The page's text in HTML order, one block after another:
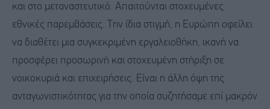
και στο μεταναστευτικό. Απαιτούνται στοχευμένες
εθνικές παρεμβάσεις. Την ίδια στιγμή, η Ευρώπη οφείλει
να διαθέτει μια συγκεκριμένη εργαλειοθήκη, ικανή να
προσφέρει προσωρινή και στοχευμένη στήριξη σε
νοικοκυριά και επιχειρήσεις. Είναι η άλλη όψη της
ανταγωνιστικότητας για την οποία συζητήσαμε επί μακρόν